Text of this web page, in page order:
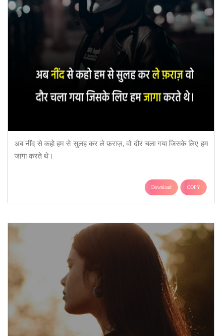
अब नींद से कहो हम से सुलह कर ले फ़राज़, वो दौर चला गया जिसके लिए हम
जागा करते थे।
Download COPY